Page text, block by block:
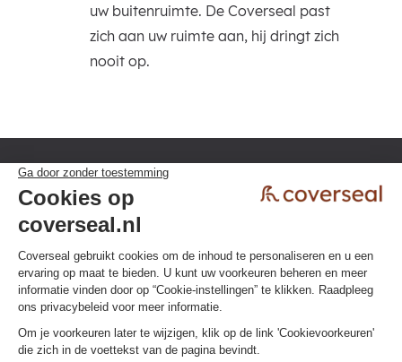
uw buitenruimte. De Coverseal past
zich aan uw ruimte aan, hij dringt zich
nooit op.
Privacybeleid Algemene voorwaarden